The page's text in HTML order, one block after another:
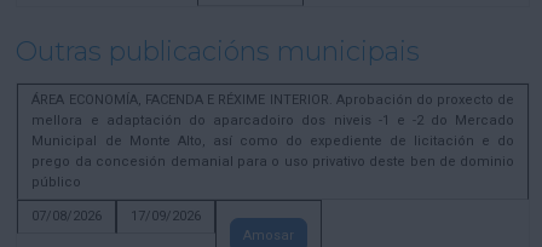
Outras publicacións municipais
ÁREA ECONOMÍA, FACENDA E RÉXIME INTERIOR. Aprobación do proxecto de
mellora e adaptación do aparcadoiro dos niveis -1 e -2 do Mercado
Municipal de Monte Alto, así como do expediente de licitación e do
prego da concesión demanial para o uso privativo deste ben de dominio
público
07/08/2026
17/09/2026
Amosar